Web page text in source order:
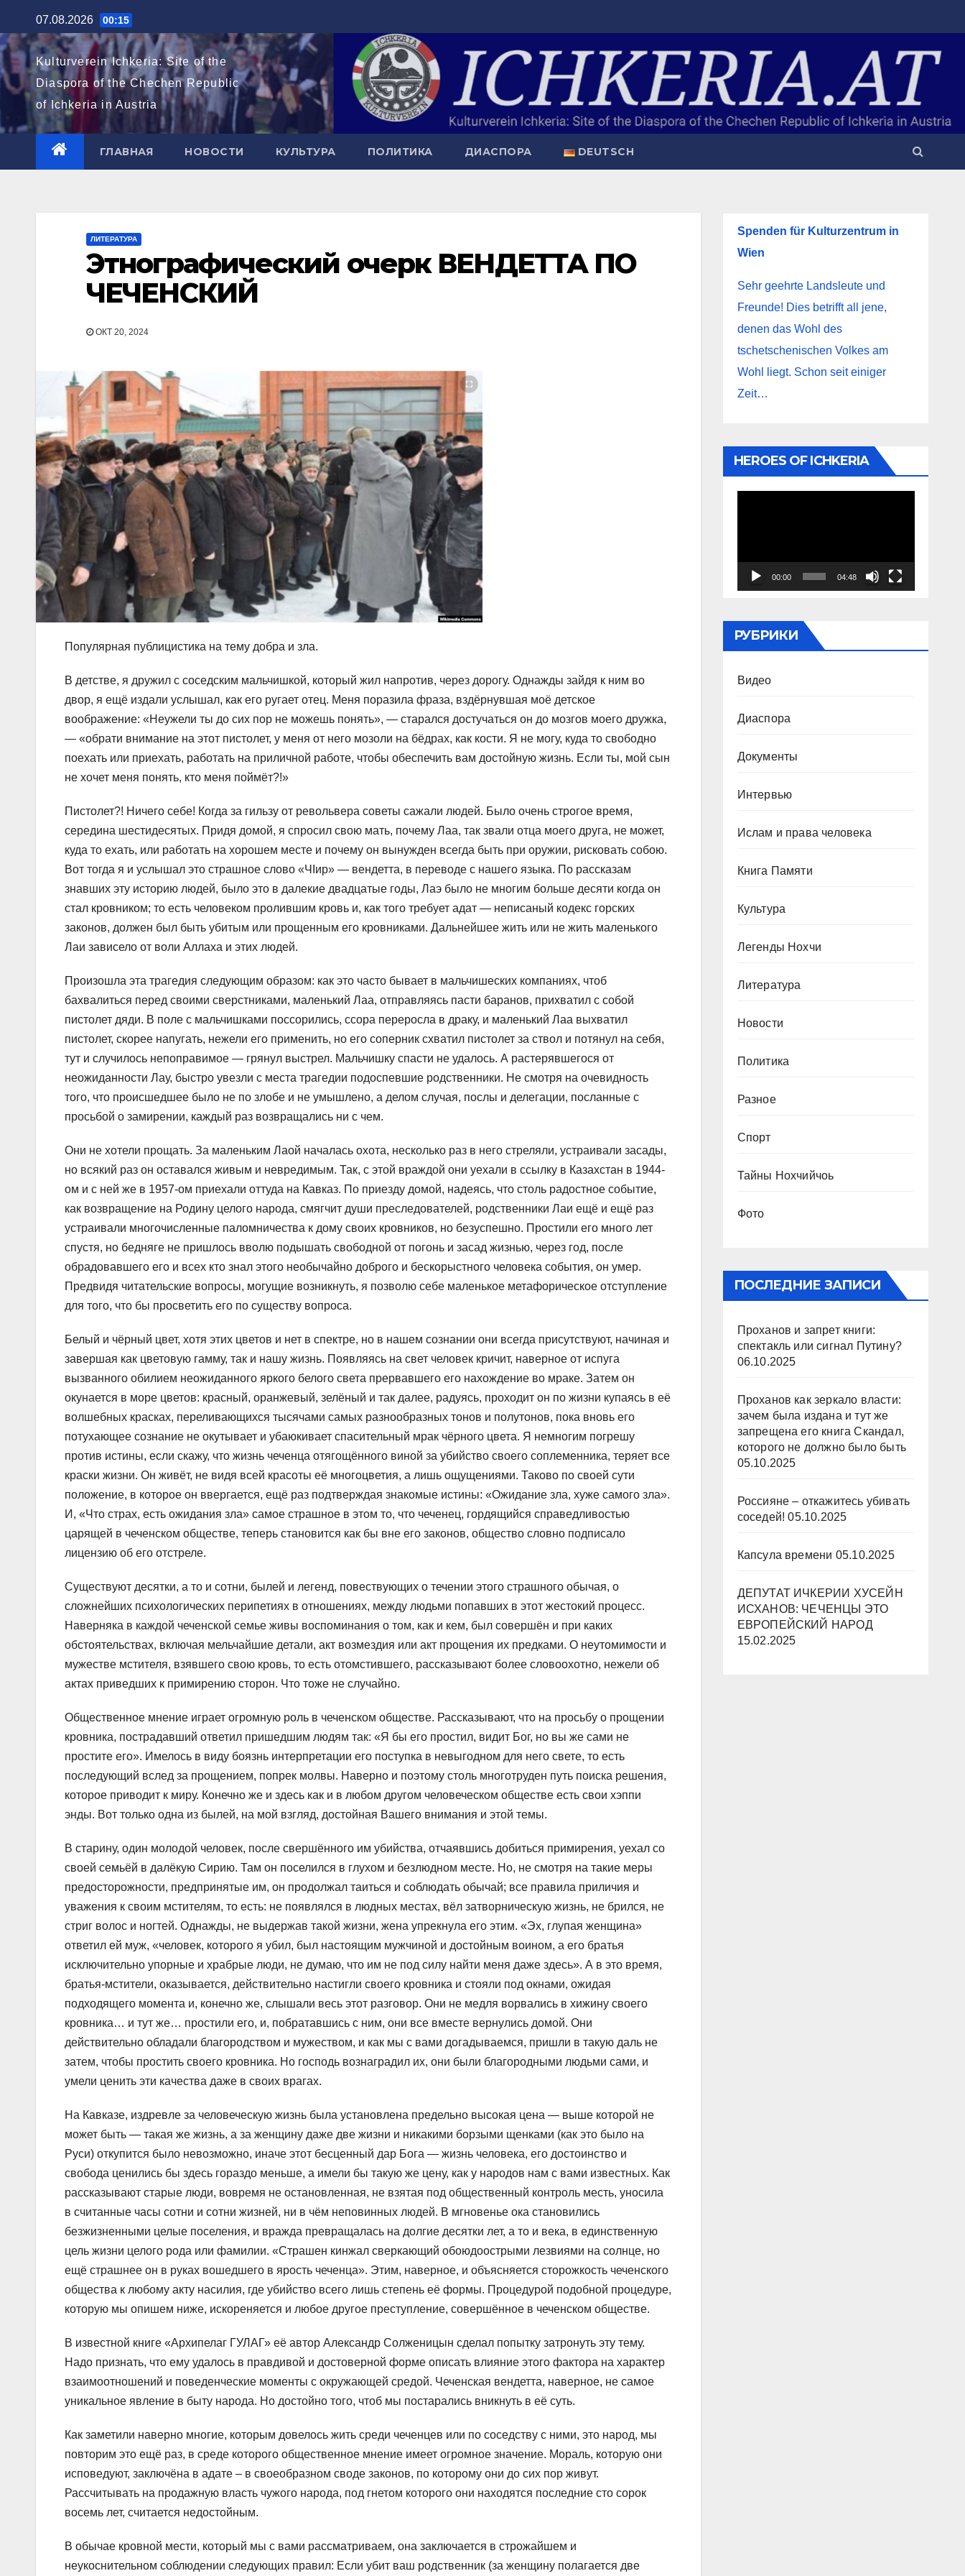
к
содержимому
07.08.2026 00:15
Kulturverein Ichkeria: Site of the
Diaspora of the Chechen Republic
of Ichkeria in Austria
ГЛАВНАЯ НОВОСТИ КУЛЬТУРА ПОЛИТИКА ДИАСПОРА DEUTSCH
ЛИТЕРАТУРА
Этнографический очерк ВЕНДЕТТА ПО
ЧЕЧЕНСКИЙ
ОКТ 20, 2024
Популярная публицистика на тему добра и зла.
В детстве, я дружил с соседским мальчишкой, который жил напротив, через дорогу. Однажды зайдя к ним во
двор, я ещё издали услышал, как его ругает отец. Меня поразила фраза, вздёрнувшая моё детское
воображение: «Неужели ты до сих пор не можешь понять», — старался достучаться он до мозгов моего дружка,
— «обрати внимание на этот пистолет, у меня от него мозоли на бёдрах, как кости. Я не могу, куда то свободно
поехать или приехать, работать на приличной работе, чтобы обеспечить вам достойную жизнь. Если ты, мой сын
не хочет меня понять, кто меня поймёт?!»
Пистолет?! Ничего себе! Когда за гильзу от револьвера советы сажали людей. Было очень строгое время,
середина шестидесятых. Придя домой, я спросил свою мать, почему Лаа, так звали отца моего друга, не может,
куда то ехать, или работать на хорошем месте и почему он вынужден всегда быть при оружии, рисковать собою.
Вот тогда я и услышал это страшное слово «ЧIир» — вендетта, в переводе с нашего языка. По рассказам
знавших эту историю людей, было это в далекие двадцатые годы, Лаэ было не многим больше десяти когда он
стал кровником; то есть человеком пролившим кровь и, как того требует адат — неписаный кодекс горских
законов, должен был быть убитым или прощенным его кровниками. Дальнейшее жить или не жить маленького
Лаи зависело от воли Аллаха и этих людей.
Произошла эта трагедия следующим образом: как это часто бывает в мальчишеских компаниях, чтоб
бахвалиться перед своими сверстниками, маленький Лаа, отправляясь пасти баранов, прихватил с собой
пистолет дяди. В поле с мальчишками поссорились, ссора переросла в драку, и маленький Лаа выхватил
пистолет, скорее напугать, нежели его применить, но его соперник схватил пистолет за ствол и потянул на себя,
тут и случилось непоправимое — грянул выстрел. Мальчишку спасти не удалось. А растерявшегося от
неожиданности Лау, быстро увезли с места трагедии подоспевшие родственники. Не смотря на очевидность
того, что происшедшее было не по злобе и не умышлено, а делом случая, послы и делегации, посланные с
просьбой о замирении, каждый раз возвращались ни с чем.
Они не хотели прощать. За маленьким Лаой началась охота, несколько раз в него стреляли, устраивали засады,
но всякий раз он оставался живым и невредимым. Так, с этой враждой они уехали в ссылку в Казахстан в 1944-
ом и с ней же в 1957-ом приехали оттуда на Кавказ. По приезду домой, надеясь, что столь радостное событие,
как возвращение на Родину целого народа, смягчит души преследователей, родственники Лаи ещё и ещё раз
устраивали многочисленные паломничества к дому своих кровников, но безуспешно. Простили его много лет
спустя, но бедняге не пришлось вволю подышать свободной от погонь и засад жизнью, через год, после
обрадовавшего его и всех кто знал этого необычайно доброго и бескорыстного человека события, он умер.
Предвидя читательские вопросы, могущие возникнуть, я позволю себе маленькое метафорическое отступление
для того, что бы просветить его по существу вопроса.
Белый и чёрный цвет, хотя этих цветов и нет в спектре, но в нашем сознании они всегда присутствуют, начиная и
завершая как цветовую гамму, так и нашу жизнь. Появляясь на свет человек кричит, наверное от испуга
вызванного обилием неожиданного яркого белого света прервавшего его нахождение во мраке. Затем он
окунается в море цветов: красный, оранжевый, зелёный и так далее, радуясь, проходит он по жизни купаясь в её
волшебных красках, переливающихся тысячами самых разнообразных тонов и полутонов, пока вновь его
потухающее сознание не окутывает и убаюкивает спасительный мрак чёрного цвета. Я немногим погрешу
против истины, если скажу, что жизнь чеченца отягощённого виной за убийство своего соплеменника, теряет все
краски жизни. Он живёт, не видя всей красоты её многоцветия, а лишь ощущениями. Таково по своей сути
положение, в которое он ввергается, ещё раз подтверждая знакомые истины: «Ожидание зла, хуже самого зла».
И, «Что страх, есть ожидания зла» самое страшное в этом то, что чеченец, гордящийся справедливостью
царящей в чеченском обществе, теперь становится как бы вне его законов, общество словно подписало
лицензию об его отстреле.
Существуют десятки, а то и сотни, былей и легенд, повествующих о течении этого страшного обычая, о
сложнейших психологических перипетиях в отношениях, между людьми попавших в этот жестокий процесс.
Наверняка в каждой чеченской семье живы воспоминания о том, как и кем, был совершён и при каких
обстоятельствах, включая мельчайшие детали, акт возмездия или акт прощения их предками. О неутомимости и
мужестве мстителя, взявшего свою кровь, то есть отомстившего, рассказывают более словоохотно, нежели об
актах приведших к примирению сторон. Что тоже не случайно.
Общественное мнение играет огромную роль в чеченском обществе. Рассказывают, что на просьбу о прощении
кровника, пострадавший ответил пришедшим людям так: «Я бы его простил, видит Бог, но вы же сами не
простите его». Имелось в виду боязнь интерпретации его поступка в невыгодном для него свете, то есть
последующий вслед за прощением, попрек молвы. Наверно и поэтому столь многотруден путь поиска решения,
которое приводит к миру. Конечно же и здесь как и в любом другом человеческом обществе есть свои хэппи
энды. Вот только одна из былей, на мой взгляд, достойная Вашего внимания и этой темы.
В старину, один молодой человек, после свершённого им убийства, отчаявшись добиться примирения, уехал со
своей семьёй в далёкую Сирию. Там он поселился в глухом и безлюдном месте. Но, не смотря на такие меры
предосторожности, предпринятые им, он продолжал таиться и соблюдать обычай; все правила приличия и
уважения к своим мстителям, то есть: не появлялся в людных местах, вёл затворническую жизнь, не брился, не
стриг волос и ногтей. Однажды, не выдержав такой жизни, жена упрекнула его этим. «Эх, глупая женщина»
ответил ей муж, «человек, которого я убил, был настоящим мужчиной и достойным воином, а его братья
исключительно упорные и храбрые люди, не думаю, что им не под силу найти меня даже здесь». А в это время,
братья-мстители, оказывается, действительно настигли своего кровника и стояли под окнами, ожидая
подходящего момента и, конечно же, слышали весь этот разговор. Они не медля ворвались в хижину своего
кровника… и тут же… простили его, и, побратавшись с ним, они все вместе вернулись домой. Они
действительно обладали благородством и мужеством, и как мы с вами догадываемся, пришли в такую даль не
затем, чтобы простить своего кровника. Но господь вознаградил их, они были благородными людьми сами, и
умели ценить эти качества даже в своих врагах.
На Кавказе, издревле за человеческую жизнь была установлена предельно высокая цена — выше которой не
может быть — такая же жизнь, а за женщину даже две жизни и никакими борзыми щенками (как это было на
Руси) откупится было невозможно, иначе этот бесценный дар Бога — жизнь человека, его достоинство и
свобода ценились бы здесь гораздо меньше, а имели бы такую же цену, как у народов нам с вами известных. Как
рассказывают старые люди, вовремя не остановленная, не взятая под общественный контроль месть, уносила
в считанные часы сотни и сотни жизней, ни в чём неповинных людей. В мгновенье ока становились
безжизненными целые поселения, и вражда превращалась на долгие десятки лет, а то и века, в единственную
цель жизни целого рода или фамилии. «Страшен кинжал сверкающий обоюдоострыми лезвиями на солнце, но
ещё страшнее он в руках вошедшего в ярость чеченца». Этим, наверное, и объясняется сторожкость чеченского
общества к любому акту насилия, где убийство всего лишь степень её формы. Процедурой подобной процедуре,
которую мы опишем ниже, искореняется и любое другое преступление, совершённое в чеченском обществе.
В известной книге «Архипелаг ГУЛАГ» её автор Александр Солженицын сделал попытку затронуть эту тему.
Надо признать, что ему удалось в правдивой и достоверной форме описать влияние этого фактора на характер
взаимоотношений и поведенческие моменты с окружающей средой. Чеченская вендетта, наверное, не самое
уникальное явление в быту народа. Но достойно того, чтоб мы постарались вникнуть в её суть.
Как заметили наверно многие, которым довелось жить среди чеченцев или по соседству с ними, это народ, мы
повторим это ещё раз, в среде которого общественное мнение имеет огромное значение. Мораль, которую они
исповедуют, заключёна в адате – в своеобразном своде законов, по которому они до сих пор живут.
Рассчитывать на продажную власть чужого народа, под гнетом которого они находятся последние сто сорок
восемь лет, считается недостойным.
В обычае кровной мести, который мы с вами рассматриваем, она заключается в строжайшем и
неукоснительном соблюдении следующих правил: Если убит ваш родственник (за женщину полагается две
Spenden für Kulturzentrum in
Wien
Sehr geehrte Landsleute und
Freunde! Dies betrifft all jene,
denen das Wohl des
tschetschenischen Volkes am
Wohl liegt. Schon seit einiger
Zeit…
HEROES OF ICHKERIA
00:00 04:48
РУБРИКИ
Видео
Диаспора
Документы
Интервью
Ислам и права человека
Книга Памяти
Культура
Легенды Нохчи
Литература
Новости
Политика
Разное
Спорт
Тайны Нохчийчоь
Фото
ПОСЛЕДНИЕ ЗАПИСИ
Проханов и запрет книги:
спектакль или сигнал Путину?
06.10.2025
Проханов как зеркало власти:
зачем была издана и тут же
запрещена его книга Скандал,
которого не должно было быть
05.10.2025
Россияне – откажитесь убивать
соседей! 05.10.2025
Капсула времени 05.10.2025
ДЕПУТАТ ИЧКЕРИИ ХУСЕЙН
ИСХАНОВ: ЧЕЧЕНЦЫ ЭТО
ЕВРОПЕЙСКИЙ НАРОД
15.02.2025